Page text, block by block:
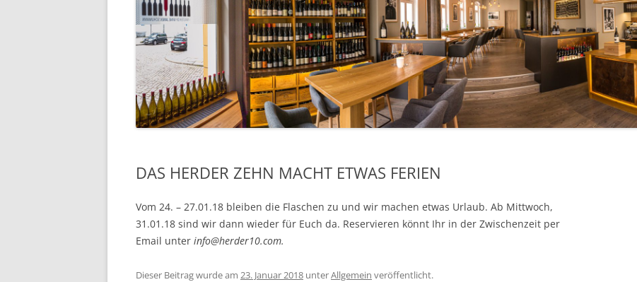
DAS HERDER ZEHN MACHT ETWAS FERIEN
Vom 24. – 27.01.18 bleiben die Flaschen zu und wir machen etwas Urlaub. Ab Mittwoch,
31.01.18 sind wir dann wieder für Euch da. Reservieren könnt Ihr in der Zwischenzeit per
Email unter info@herder10.com.
Dieser Beitrag wurde am 23. Januar 2018 unterAllgemein veröffentlicht.